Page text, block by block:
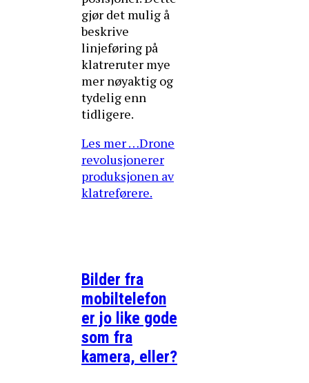
gjør det mulig å
beskrive
linjeføring på
klatreruter mye
mer nøyaktig og
tydelig enn
tidligere.
Les mer …Drone
revolusjonerer
produksjonen av
klatreførere.
Bilder fra
mobiltelefon
er jo like gode
som fra
kamera, eller?